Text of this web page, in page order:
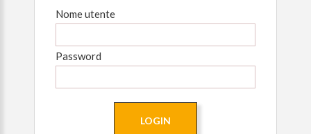
Nome utente
Password